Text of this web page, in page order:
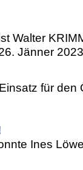
Walter
Jänner
für den
Ines